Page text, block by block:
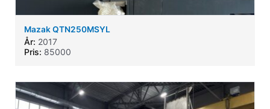
Mazak QTN250MSYL
År: 2017
Pris: 85000